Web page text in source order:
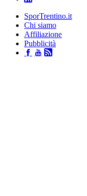
SporTrentino.it
Chi siamo
Affiliazione
Pubblicità